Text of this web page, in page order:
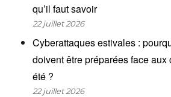
qu’il faut savoir
22 juillet 2026
Cyberattaques estivales :
doivent être préparées face
été ?
22 juillet 2026